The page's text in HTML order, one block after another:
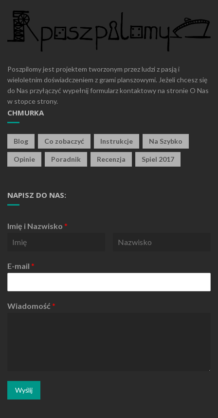
Poszpilomy jest projektem tworzonym przez ludzi z pasją i
wieloletnim doświadczeniem z grami planszowymi. Jeżeli chcesz się
do Nas przyłączyć wypełnij formularz kontaktowy na stronie O Nas
w stopce strony.
CHMURKA
Blog Co zobaczyć Instrukcje Na Szybko
Opinie Poradnik Recenzja Spiel 2017
NAPISZ DO NAS:
Imię i Nazwisko *
E-mail *
Wiadomość *
Wyślij